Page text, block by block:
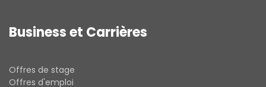
Business et Carrières
Offres de stage
Offres d'emploi